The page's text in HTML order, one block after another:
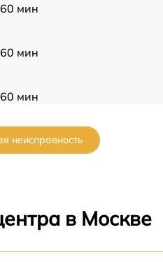
мин
мин
мин
мин
мин
неисправность
в Москве